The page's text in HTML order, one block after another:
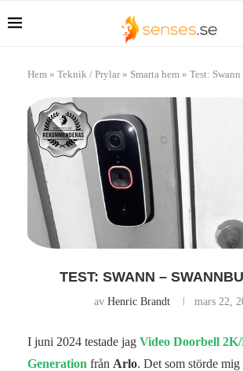
Hem » Teknik / Prylar» Smarta hem » Test:
TEST: SWANN –
av Henric Brandt mars 22,
I juni 2024 testade jag Video Doorbell
Generation från Arlo. Det som störde mig